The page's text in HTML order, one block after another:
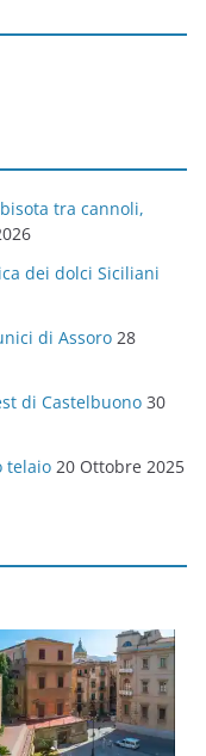
tra cannoli,
dei dolci Siciliani
di Assoro 28
di Castelbuono 30
telaio 20 Ottobre 2025